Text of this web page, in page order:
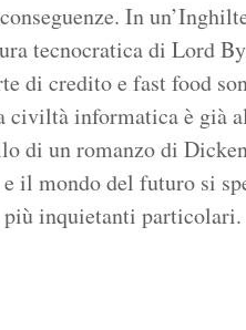
In
tecnocratica di Lord
di credito e fast food
informatica è già
di un romanzo di
il mondo del futuro si
inquietanti particolari.